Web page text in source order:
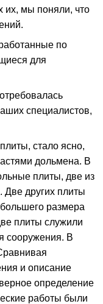
их, мы поняли, что
по
для
специалистов,
стало ясно,
дольмена. В
плиты, две из
Две других плиты
размера
плиты служили
сооружения. В
и описание
определение
работы были